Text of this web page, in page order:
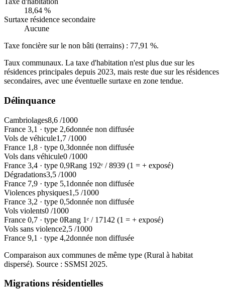
18,64 %
Surtaxe résidence secondaire
Aucune
Taxe foncière sur le non bâti (terrains) : 77,91 %.
Taux communaux. La taxe d'habitation n'est plus due sur les
résidences principales depuis 2023, mais reste due sur les résidences
secondaires, avec une éventuelle surtaxe en zone tendue.
Délinquance
Cambriolages8,6 /1000
France 3,1 · type 2,6donnée non diffusée
Vols de véhicule1,7 /1000
France 1,8 · type 0,3donnée non diffusée
Vols dans véhicule0 /1000
France 3,4 · type 0,9Rang 192ᵉ /8939 (1 = + exposé)
Dégradations3,5 /1000
France 7,9 · type 5,1donnée non diffusée
Violences physiques1,5 /1000
France 3,2 · type 0,5donnée non diffusée
Vols violents0 /1000
France 0,7 · type 0Rang 1ᵉ / 17142 (1 = + exposé)
Vols sans violence2,5 /1000
France 9,1 · type 4,2donnée non diffusée
Comparaison aux communes de même type (Rural à habitat
dispersé). Source : SSMSI 2025.
Migrations résidentielles